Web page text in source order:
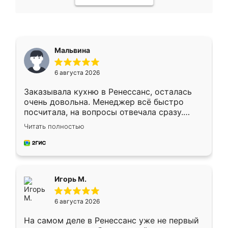
Мальвина
6 августа 2026
Заказывала кухню в Ренессанс, осталась
очень довольна. Менеджер всё быстро
посчитала, на вопросы отвечала сразу.
Замерщик приехал в субботу, подошёл к
делу со всей ответственностью. Собрали
за день, ребята работали аккуратно, даже
Читать полностью
Игорь М.
6 августа 2026
На самом деле в Ренессанс уже не первый